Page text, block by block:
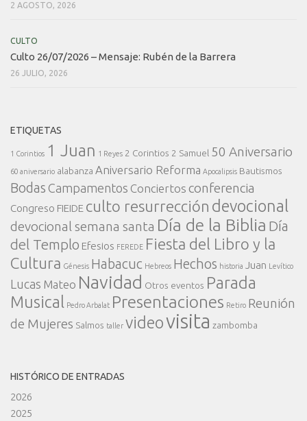
2 AGOSTO, 2026
CULTO
Culto 26/07/2026 – Mensaje: Rubén de la Barrera
26 JULIO, 2026
ETIQUETAS
1 Corintios 1 Juan 1 Reyes 2 Corintios 2 Samuel 50 Aniversario
60 aniversario alabanza Aniversario Reforma Apocalipsis Bautismos
Bodas Campamentos Conciertos conferencia
Congreso FIEIDE culto resurrección devocional
devocional semana santa Día de la Biblia Día
del Templo Efesios FEREDE Fiesta del Libro y la
Cultura Génesis Habacuc Hebreos Hechos historia Juan Levítico
Lucas Mateo Navidad Otros eventos Parada
Musical
Pedro Arbalat Presentaciones Retiro Reunión
de Mujeres Salmos taller videovisita zambomba
HISTÓRICO DE ENTRADAS
2026
2025